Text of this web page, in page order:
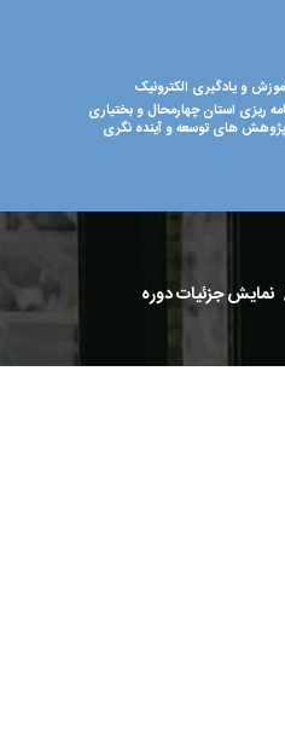
و یادگیری الکترونیک
ریزی استان چهارمحال و بختیاری
های توسعه و آینده نگری
نمایش جزئیات دوره